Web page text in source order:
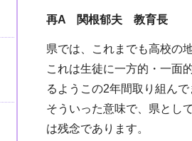
再A 関根郁夫 教育長
県では、これまでも高校の
これは生徒に一方的・一面
るようこの2年間取り組んで
そういった意味で、県とし
は残念であります。